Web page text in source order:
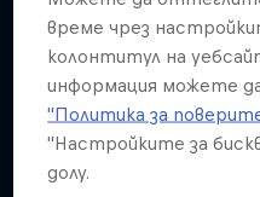
9 сезони
време чрез
колонтитул на
информация можете
"Политика за
"Настройките за
долу.